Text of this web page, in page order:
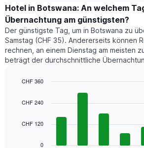
den
durchschnittlichen
Zimmerpreis
im
jeweiligen
Monat
an.
Diagramm
die
Hotel in Botswana: An welchem
Übernachtung am günstigsten?
Der günstigste Tag, um in Botswana zu
Samstag (CHF 35). Andererseits können
rechnen, an einem Dienstag am meisten
beträgt der durchschnittliche
chart
bars.
0
CHF 120
CHF 240
CHF 360